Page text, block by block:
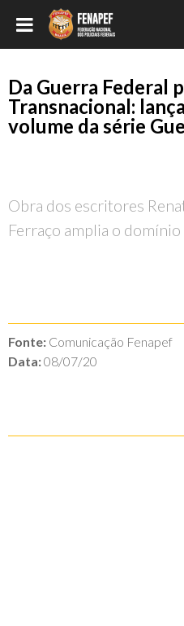
Da Guerra Federal
Transnacional:
volume da série
Obra dos escritores
Ferraço amplia o
Fonte: Comunicação Fenapef
Data:08/07/20